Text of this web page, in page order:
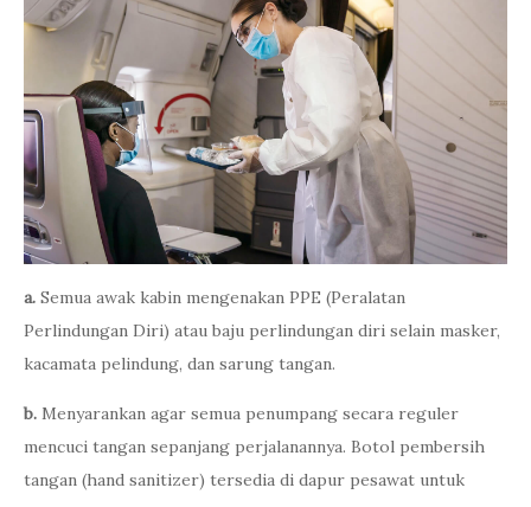
a. Semua awak kabin mengenakan PPE (Peralatan
Perlindungan Diri) atau baju perlindungan diri selain masker,
kacamata pelindung, dan sarung tangan.
b. Menyarankan agar semua penumpang secara reguler
mencuci tangan sepanjang perjalanannya. Botol pembersih
tangan (hand sanitizer) tersedia di dapur pesawat untuk